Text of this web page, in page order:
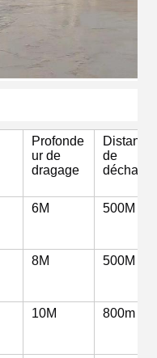
Profonde
ur de
dragage
Distance
de
décharge
6M 500M
8M 500M
10M 800m